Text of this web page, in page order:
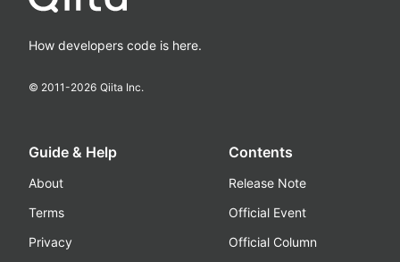
How developers code is here.
© 2011-2026 Qiita Inc.
Guide & Help
About
Terms
Privacy
Contents
Release Note
Official Event
Official Column